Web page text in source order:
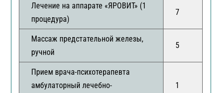
Лечение на аппарате «ЯРОВИТ» (1
процедура)
7
Массаж предстательной железы,
ручной
5
Прием врача-психотерапевта
амбулаторный лечебно-
1